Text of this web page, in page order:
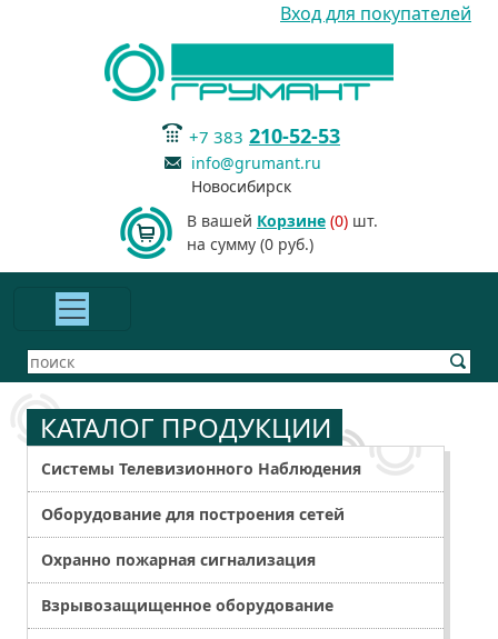
Вход для покупателей
+7 383 210-52-53
info@grumant.ru
Новосибирск
В вашей Корзине (0) шт.
на сумму (0 руб.)
КАТАЛОГ ПРОДУКЦИИ
Системы Телевизионного Наблюдения
Оборудование для построения сетей
Охранно пожарная сигнализация
Взрывозащищенное оборудование